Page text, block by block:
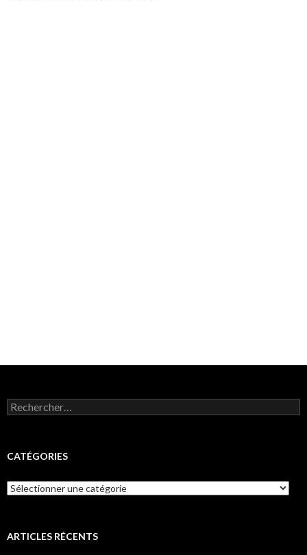
Rechercher :
CATÉGORIES
Catégories
ARTICLES RÉCENTS